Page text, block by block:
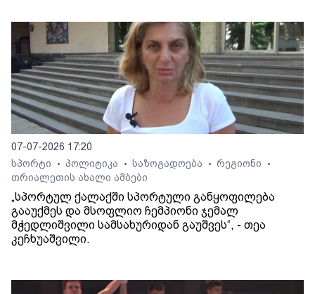
07-07-2026 17:20
სპორტი
• პოლიტიკა • საზოგადოება • რეგიონი •
თრიალეთის ახალი ამბები
„სპორტულ ქალაქში სპორტული განყოფილება
გააუქმეს და მსოფლიო ჩემპიონი ჯემალ
მჭედლიშვილი სამსახურიდან გაუშვეს“, - თეა
კეჩხუაშვილი.